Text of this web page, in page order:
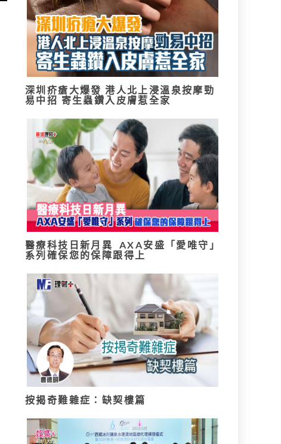
深圳疥瘡大爆發 港人北上浸溫泉按摩勁
易中招 寄生蟲鑽入皮膚惹全家
醫療科技日新月異 AXA安盛「愛唯守」
系列確保您的保障跟得上
按揭奇難雜症：缺契樓篇